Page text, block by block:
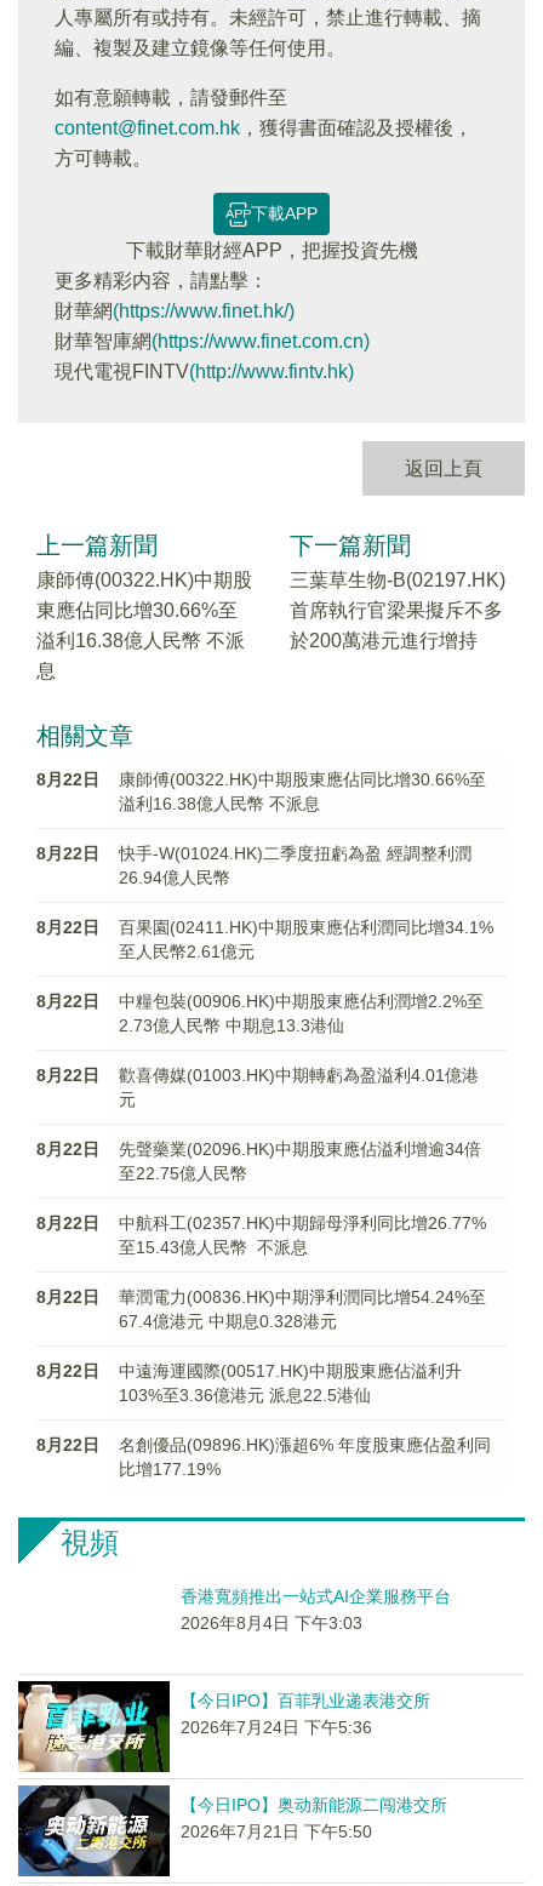
人專屬所有或持有。未經許可，禁止進行轉載、摘
編、複製及建立鏡像等任何使用。
如有意願轉載，請發郵件至
content@finet.com.hk ，獲得書面確認及授權後，
方可轉載。
下載APP
下載財華財經APP，把握投資先機
更多精彩内容，請點擊：
財華網(https://www.finet.hk/)
財華智庫網(https://www.finet.com.cn)
現代電視FINTV(http://www.fintv.hk)
返回上頁
上一篇新聞
康師傅(00322.HK)中期股
東應佔同比增30.66%至
溢利16.38億人民幣 不派
息
下一篇新聞
三葉草生物-B(02197.HK)
首席執行官梁果擬斥不多
於200萬港元進行增持
相關文章
8月22日
康師傅(00322.HK)中期股東應佔同比增30.66%至
溢利16.38億人民幣 不派息
8月22日
快手-W(01024.HK)二季度扭虧為盈 經調整利潤
26.94億人民幣
8月22日
百果園(02411.HK)中期股東應佔利潤同比增34.1%
至人民幣2.61億元
8月22日
中糧包裝(00906.HK)中期股東應佔利潤增2.2%至
2.73億人民幣 中期息13.3港仙
8月22日
歡喜傳媒(01003.HK)中期轉虧為盈溢利4.01億港
元
8月22日
先聲藥業(02096.HK)中期股東應佔溢利增逾34倍
至22.75億人民幣
8月22日
中航科工(02357.HK)中期歸母淨利同比增26.77%
至15.43億人民幣 不派息
8月22日
華潤電力(00836.HK)中期淨利潤同比增54.24%至
67.4億港元 中期息0.328港元
8月22日
中遠海運國際(00517.HK)中期股東應佔溢利升
103%至3.36億港元 派息22.5港仙
8月22日
名創優品(09896.HK)漲超6% 年度股東應佔盈利同
比增177.19%
視頻
香港寬頻推出一站式AI企業服務平台
2026年8月4日 下午3:03
【今日IPO】百菲乳业递表港交所
2026年7月24日 下午5:36
【今日IPO】奥动新能源二闯港交所
2026年7月21日 下午5:50